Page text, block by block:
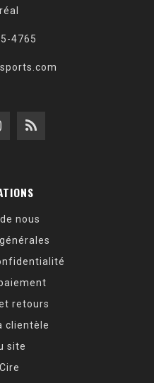
4765
nous
retours
clientèle
site